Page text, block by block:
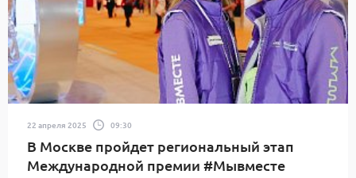
22 апреля 2025 09:30
В Москве пройдет региональный этап
Международной премии #Мывместе